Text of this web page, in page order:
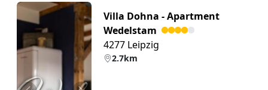
Villa Dohna - Apartment
Wedelstam
4277 Leipzig
2.7km